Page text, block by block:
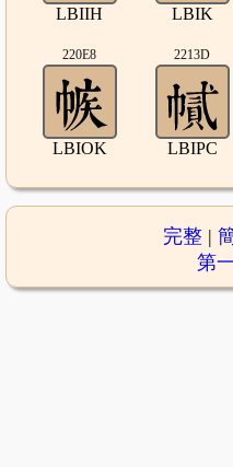
LBIIH LBIK
220E8
LBIOK
2213D
LBIPC
完整|
第